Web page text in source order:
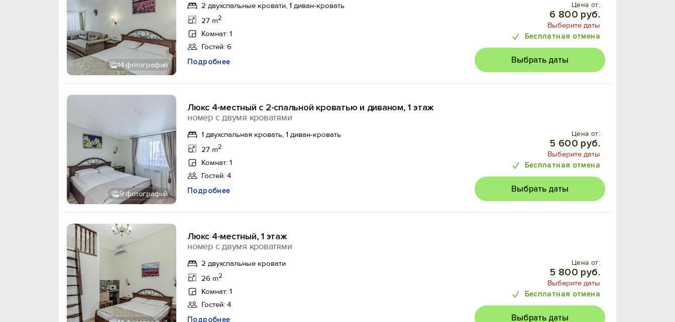
14 фотографий
2 двухспальные кровати, 1 диван-кровать
27 m2
Комнат: 1
Гостей: 6
Подробнее
Цена от:
6 800 руб.
Выберите даты
Бесплатная отмена
Выбрать даты
9 фотографий
Люкс 4-местный с 2-спальной кроватью и диваном, 1 этаж
номер с двумя кроватями
1 двухспальная кровать, 1 диван-кровать
27 m2
Комнат: 1
Гостей: 4
Подробнее
Цена от:
5 600 руб.
Выберите даты
Бесплатная отмена
Выбрать даты
Люкс 4-местный, 1 этаж
номер с двумя кроватями
2 двухспальные кровати
26 m2
Комнат: 1
Гостей: 4
Подробнее
Цена от:
5 800 руб.
Выберите даты
Бесплатная отмена
Выбрать даты